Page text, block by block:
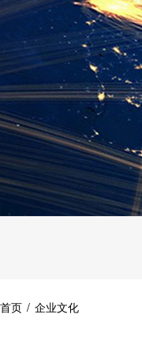
首页 / 企业文化